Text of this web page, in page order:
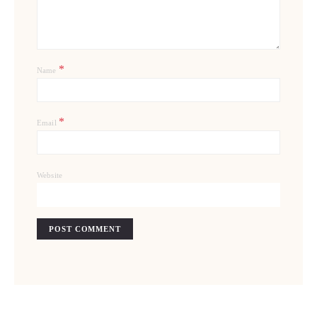
Name *
Email *
Website